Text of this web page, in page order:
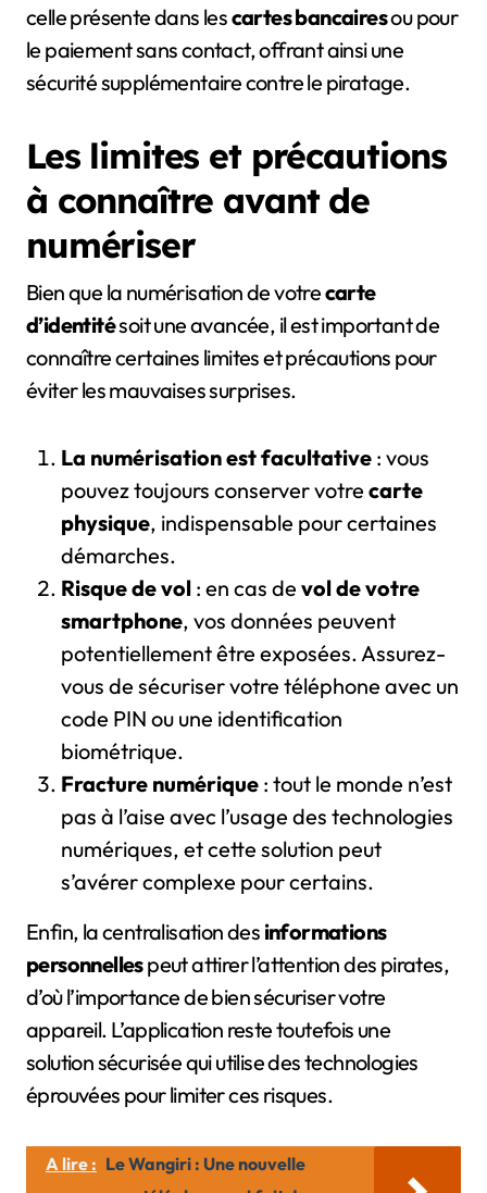
celle présente dans lescartes bancairesou pour
le paiement sans contact, offrant ainsi une
sécurité supplémentaire contre le piratage.
Les limites et précautions
à connaître avant de
numériser
Bien que la numérisation de votrecarte
d’identitésoit une avancée, il est important de
connaître certaines limites et précautions pour
éviter les mauvaises surprises.
La numérisation est facultative : vous
pouvez toujours conserver votre carte
physique, indispensable pour certaines
démarches.
Risque de vol : en cas de vol de votre
smartphone, vos données peuvent
potentiellement être exposées. Assurez-
vous de sécuriser votre téléphone avec un
code PIN ou une identification
biométrique.
Fracture numérique : tout le monde n’est
pas à l’aise avec l’usage des technologies
numériques, et cette solution peut
s’avérer complexe pour certains.
Enfin, la centralisation des informations
personnellespeut attirer l’attention des pirates,
d’où l’importance de bien sécuriser votre
appareil. L’application reste toutefois une
solution sécurisée qui utilise des technologies
éprouvées pour limiter ces risques.
A lire : Le Wangiri : Une nouvelle